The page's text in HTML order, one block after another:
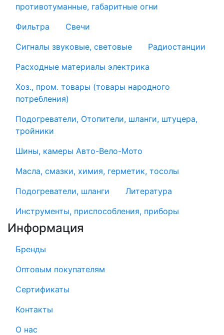
противотуманные, габаритные огни
Фильтра
Свечи
Сигналы звуковые, световые
Радиостанции
Расходные материалы электрика
Хоз., пром. товары (товары народного
потребления)
Подогреватели, Отопители, шланги, штуцера,
тройники
Шины, камеры Авто-Вело-Мото
Масла, смазки, химия, герметик, тосолы
Подогреватели, шланги
Литература
Инструменты, приспособления, приборы
Информация
Бренды
Оптовым покупателям
Сертификаты
Контакты
О нас